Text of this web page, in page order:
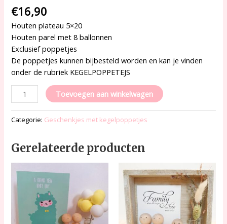
€16,90
Houten plateau 5×20
Houten parel met 8 ballonnen
Exclusief poppetjes
De poppetjes kunnen bijbesteld worden en kan je vinden
onder de rubriek KEGELPOPPETEJS
Toevoegen aan winkelwagen
Categorie: Geschenkjes met kegelpoppetjes
Gerelateerde producten